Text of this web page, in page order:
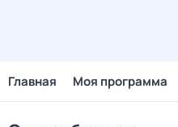
Главная Моя программа